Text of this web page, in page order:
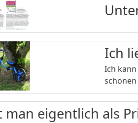
Ich
Ich
man eigentlich als